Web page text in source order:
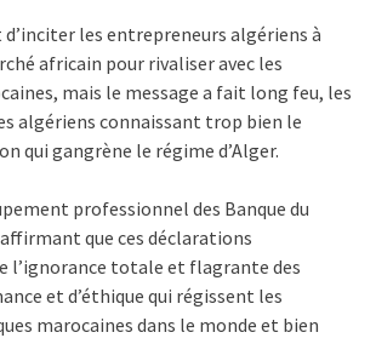
les entrepreneurs algériens à
africain pour rivaliser avec les
mais le message a fait long feu, les
algériens connaissant trop bien le
qui gangrène le régime d’Alger.
professionnel des Banque du
que ces déclarations
l’ignorance totale et flagrante des
et d’éthique qui régissent les
marocaines dans le monde et bien